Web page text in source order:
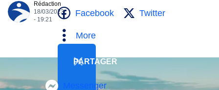
Rédaction
18/03/2023
- 19:21
Facebook Twitter
More
PARTAGER
Messenger